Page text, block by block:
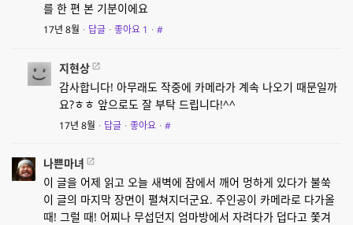
를 한 편 본 기분이에요
17년 8월 · 답글 · 좋아요 1 · #
지현상
감사합니다! 아무래도 작중에 카메라가 계속 나오기 때문일까
요?ㅎㅎ 앞으로도 잘 부탁 드립니다!^^
17년 8월 · 답글 · 좋아요 · #
나쁜마녀
이 글을 어제 읽고 오늘 새벽에 잠에서 깨어 멍하게 있다가 불쑥
이 글의 마지막 장면이 펼쳐지더군요. 주인공이 카메라로 다가올
때! 그럴 때! 어찌나 무섭던지 엄마방에서 자려다가 덥다고 쫓겨